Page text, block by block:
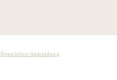
Newsletter-Anmeldung